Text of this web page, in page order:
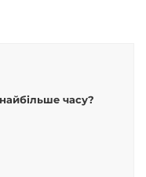
часу?